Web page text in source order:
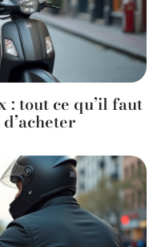
: tout ce qu’il faut